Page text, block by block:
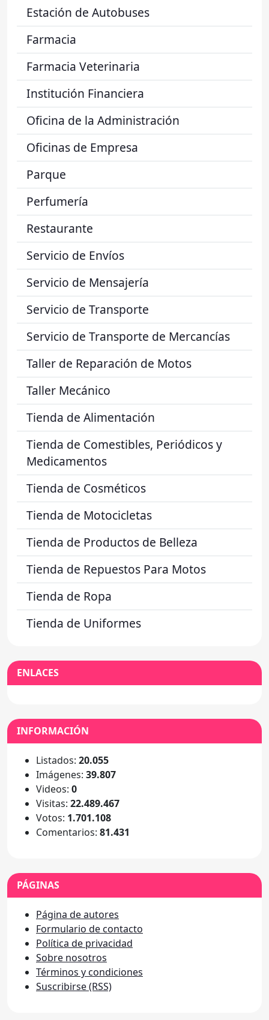
Estación de Autobuses
Farmacia
Farmacia Veterinaria
Institución Financiera
Oficina de la Administración
Oficinas de Empresa
Parque
Perfumería
Restaurante
Servicio de Envíos
Servicio de Mensajería
Servicio de Transporte
Servicio de Transporte de Mercancías
Taller de Reparación de Motos
Taller Mecánico
Tienda de Alimentación
Tienda de Comestibles, Periódicos y
Medicamentos
Tienda de Cosméticos
Tienda de Motocicletas
Tienda de Productos de Belleza
Tienda de Repuestos Para Motos
Tienda de Ropa
Tienda de Uniformes
ENLACES
INFORMACIÓN
Listados: 20.055
Imágenes: 39.807
Videos: 0
Visitas: 22.489.467
Votos: 1.701.108
Comentarios: 81.431
PÁGINAS
Página de autores
Formulario de contacto
Política de privacidad
Sobre nosotros
Términos y condiciones
Suscribirse (RSS)